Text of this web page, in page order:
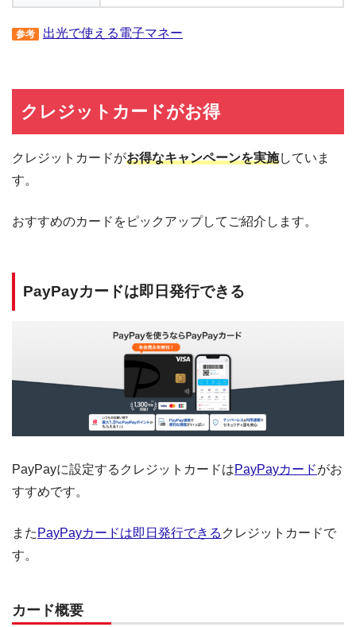
参考 出光で使える電子マネー
クレジットカードがお得
クレジットカードがお得なキャンペーンを実施していま
す。
おすすめのカードをピックアップしてご紹介します。
PayPayカードは即日発行できる
PayPayに設定するクレジットカードはPayPayカードがお
すすめです。
また PayPayカードは即日発行できる クレジットカードで
す。
カード概要